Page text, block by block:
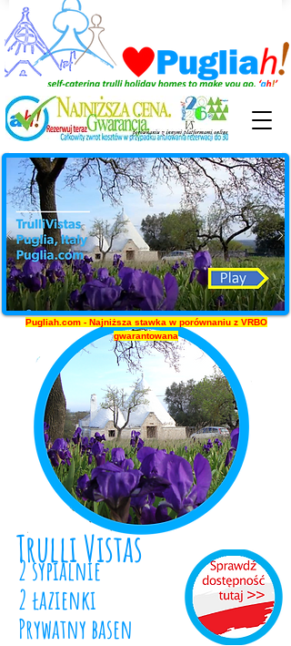
Trulli Vistas
2 sypialnie
2 łazienki
Prywatny basen
Pugliah.com - Najniższa stawka w porównaniu z VRBO
gwarantowana